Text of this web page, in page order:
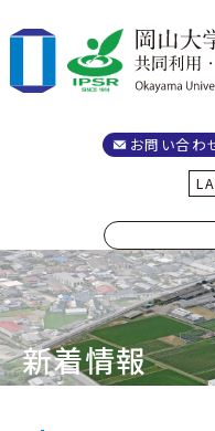
お問い合わ
新着情報